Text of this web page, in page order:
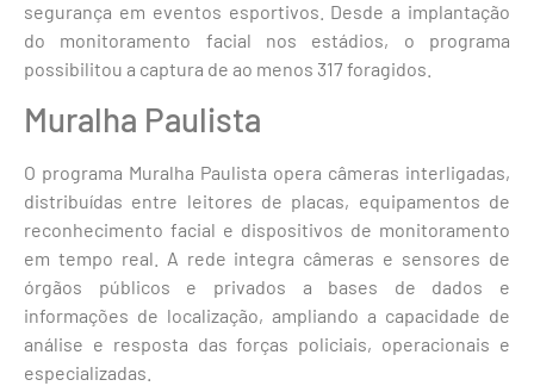
segurança em eventos esportivos. Desde a implantação
do monitoramento facial nos estádios, o programa
possibilitou a captura de ao menos 317 foragidos.
Muralha Paulista
O programa Muralha Paulista opera câmeras interligadas,
distribuídas entre leitores de placas, equipamentos de
reconhecimento facial e dispositivos de monitoramento
em tempo real. A rede integra câmeras e sensores de
órgãos públicos e privados a bases de dados e
informações de localização, ampliando a capacidade de
análise e resposta das forças policiais, operacionais e
especializadas.